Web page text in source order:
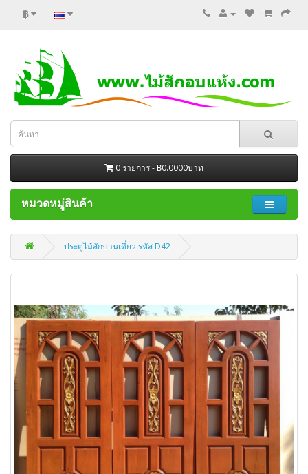
฿
0 รายการ - ฿0.0000บาท
หมวดหมู่สินค้า
ประตูไม้สักบานเดี่ยว รหัส D42